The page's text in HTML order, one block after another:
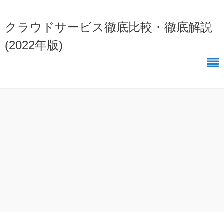
クラウドサービス徹底比較・徹底解説
(2022年版)